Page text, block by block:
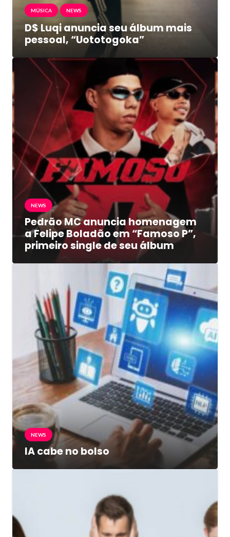
MÚSICA NEWS
D$ Luqi anuncia seu álbum mais
pessoal, “Uototogoka”
NEWS
Pedrão MC anuncia homenagem
a Felipe Boladão em “Famoso P”,
primeiro single de seu álbum
NEWS
IA cabe no bolso